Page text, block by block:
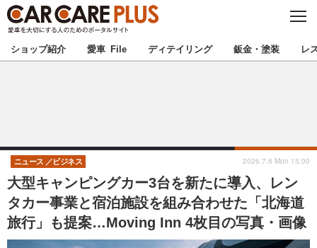
C
S
E
★カーケアプラス認定★ 厳選プロショップを地域から探す
甲信越 北陸
東海 関西
中国 四国
ショップ紹介 愛車 File ディテイリング 鈑金・塗装 レ
大型キャンピングカー3台を新たに導入、レン
タカー事業と宿泊施設を組み合わせた「北海道
旅行」も提案…Moving Inn 4枚目の写真・画像
ニュース ビジネス 2026.7.6 Mon 15:00